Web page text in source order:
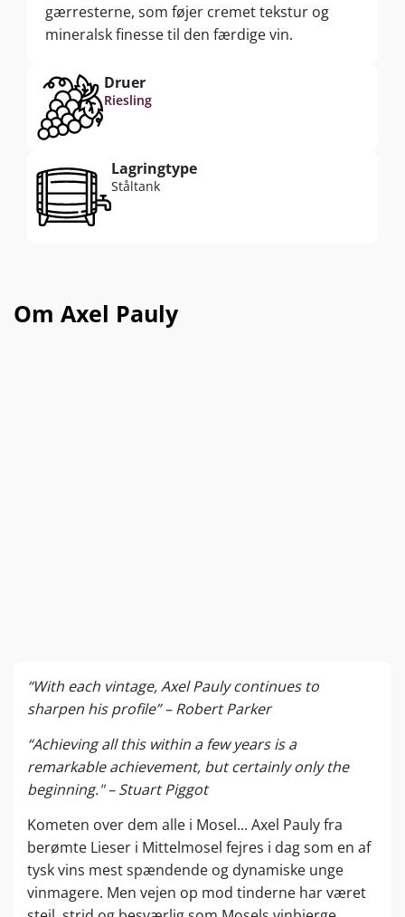
gærresterne, som føjer cremet tekstur og
mineralsk finesse til den færdige vin.
Druer
Riesling
Lagringtype
Ståltank
Om Axel Pauly
“With each vintage, Axel Pauly continues to
sharpen his profile” – Robert Parker
“Achieving all this within a few years is a
remarkable achievement, but certainly only the
beginning." – Stuart Piggot
Kometen over dem alle i Mosel... Axel Pauly fra
berømte Lieser i Mittelmosel fejres i dag som en af
tysk vins mest spændende og dynamiske unge
vinmagere. Men vejen op mod tinderne har været